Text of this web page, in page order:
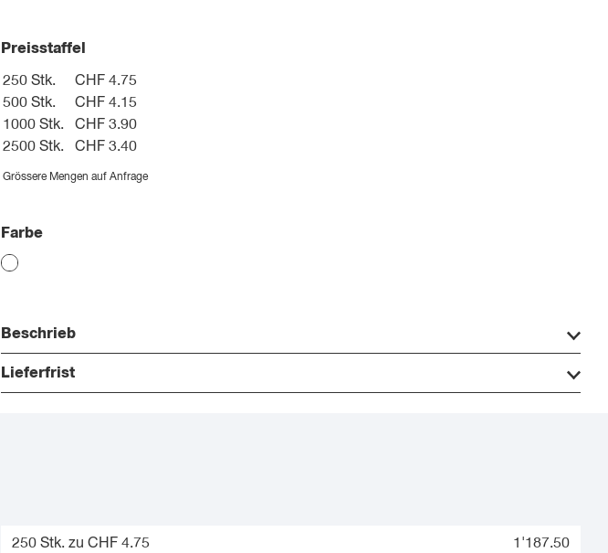
Preisstaffel
250 Stk.
CHF 4.75
500 Stk.
CHF 4.15
1000 Stk.
CHF 3.90
2500 Stk.
CHF 3.40
Grössere Mengen auf Anfrage
Farbe
Beschrieb
Lieferfrist
250 Stk. zu CHF 4.75 1'187.50